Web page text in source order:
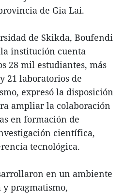
de Gia Lai.
de Skikda, Boufendi
institución cuenta
28 mil estudiantes, más
21 laboratorios de
expresó la disposición
ampliar la colaboración
en formación de
científica,
tecnológica.
en un ambiente
y pragmatismo,